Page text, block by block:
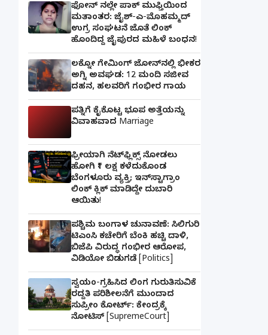
ಫೋನ್ ನಲ್ಲೇ ಪಾಕ್ ಮುಫ್ತಿಯಿಂದ
ಮತಾಂತರ: ಜೈಶ್-ಎ-ಮೊಹಮ್ಮದ್
ಉಗ್ರ ಸಂಘಟನೆ ಜೊತೆ ಲಿಂಕ್
ಹೊಂದಿದ್ದ ಜೈಪುರದ ಮಹಿಳೆ ಬಂಧನ!
ಲಕ್ನೋ ಗೇಮಿಂಗ್ ಜೋನ್‌ನಲ್ಲಿ ಭೀಕರ
ಅಗ್ನಿ ಅವಘಡ: 12 ಮಂದಿ ಸಜೀವ
ದಹನ, ಹಲವರಿಗೆ ಗಂಭೀರ ಗಾಯ
ಪತ್ನಿಗೆ ಕೈಕೊಟ್ಟ ಭೂಪ ಅತ್ತೆಯನ್ನು
ವಿವಾಹವಾದ Marriage
ಫ್ರೀಯಾಗಿ ನೆಟ್‌ಫ್ಲಿಕ್ಸ್ ನೋಡಲು
ಹೋಗಿ ₹1 ಲಕ್ಷ ಕಳೆದುಕೊಂಡ
ಬೆಂಗಳೂರು ವ್ಯಕ್ತಿ; ಇನ್‌ಸ್ಟಾಗ್ರಾಂ
ಲಿಂಕ್ ಕ್ಲಿಕ್ ಮಾಡಿದ್ದೇ ದುಬಾರಿ
ಆಯಿತು!
ಪಶ್ಚಿಮ ಬಂಗಾಳ ಚುನಾವಣೆ: ಸಿಲಿಗುರಿ
ಟಿಎಂಸಿ ಕಚೇರಿಗೆ ಬೆಂಕಿ ಹಚ್ಚಿ ದಾಳಿ,
ಬಿಜೆಪಿ ವಿರುದ್ಧ ಗಂಭೀರ ಆರೋಪ,
ವಿಡಿಯೋ ಬಿಡುಗಡೆ [Politics]
ಸ್ವಯಂ-ಗ್ರಹಿಸಿದ ಲಿಂಗ ಗುರುತಿಸುವಿಕೆ
ರದ್ದತಿ ಪರಿಶೀಲನೆಗೆ ಮುಂದಾದ
ಸುಪ್ರೀಂ ಕೋರ್ಟ್: ಕೇಂದ್ರಕ್ಕೆ
ನೋಟಿಸ್ [SupremeCourt]